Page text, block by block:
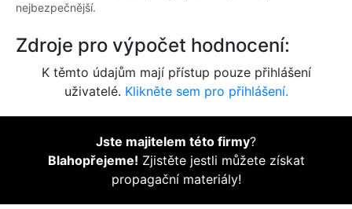
nejbezpečnější.
Zdroje pro výpočet hodnocení:
K těmto údajům mají přístup pouze přihlášení
uživatelé. Klikněte sem pro přihlášení.
Jste majitelem této firmy?
Blahopřejeme! Zjistěte jestli můžete získat
propagační materiály!